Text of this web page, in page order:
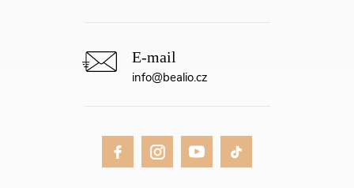
info@bealio.cz